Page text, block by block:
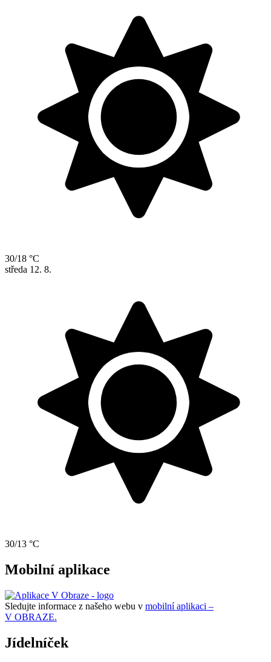
30/18 °C
středa 12. 8.
30/13 °C
Mobilní aplikace
Sledujte informace z našeho webu v mobilní aplikaci –
V OBRAZE.
Jídelníček